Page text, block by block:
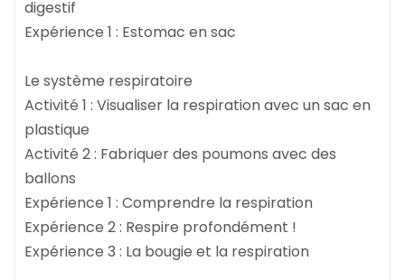
digestif
Expérience 1 : Estomac en sac
Le système respiratoire
Activité 1 : Visualiser la respiration avec un sac en
plastique
Activité 2 : Fabriquer des poumons avec des
ballons
Expérience 1 : Comprendre la respiration
Expérience 2 : Respire profondément !
Expérience 3 : La bougie et la respiration